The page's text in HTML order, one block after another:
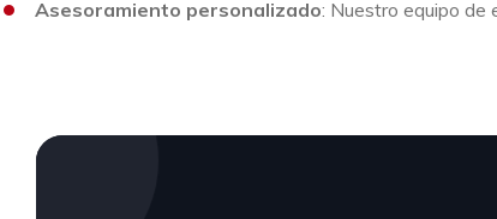
Asesoramiento personalizado: Nuestro equipo de